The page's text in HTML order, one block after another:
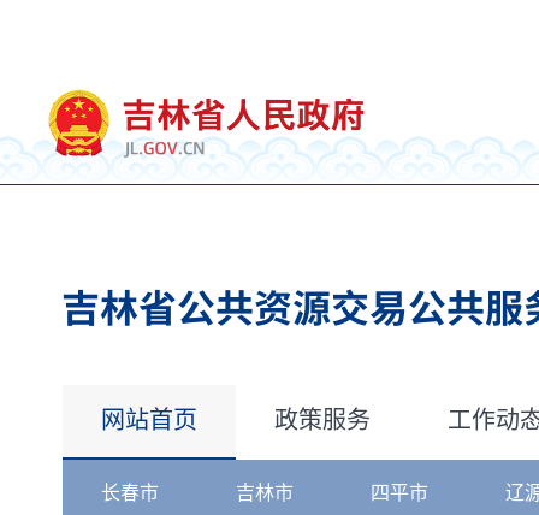
网站首页 政策服务 工作动
长春市 吉林市 四平市 辽